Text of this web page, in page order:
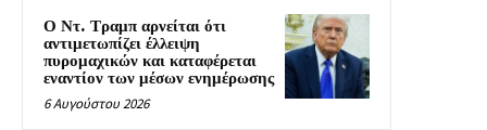
Ο Ντ. Τραμπ αρνείται ότι
αντιμετωπίζει έλλειψη
πυρομαχικών και καταφέρεται
εναντίον των μέσων ενημέρωσης
6 Αυγούστου 2026